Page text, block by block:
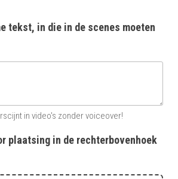
tekst, in die in de scenes moeten
in video's zonder voiceover!
plaatsing in de rechterbovenhoek